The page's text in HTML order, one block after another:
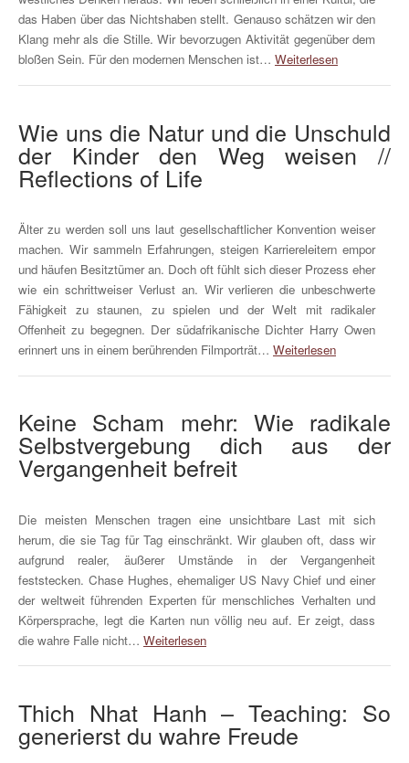
das Haben über das Nichtshaben stellt. Genauso schätzen wir den
Klang mehr als die Stille. Wir bevorzugen Aktivität gegenüber dem
bloßen Sein. Für den modernen Menschen ist… Weiterlesen
Wie uns die Natur und die Unschuld
der Kinder den Weg weisen //
Reflections of Life
Älter zu werden soll uns laut gesellschaftlicher Konvention weiser
machen. Wir sammeln Erfahrungen, steigen Karriereleitern empor
und häufen Besitztümer an. Doch oft fühlt sich dieser Prozess eher
wie ein schrittweiser Verlust an. Wir verlieren die unbeschwerte
Fähigkeit zu staunen, zu spielen und der Welt mit radikaler
Offenheit zu begegnen. Der südafrikanische Dichter Harry Owen
erinnert uns in einem berührenden Filmporträt… Weiterlesen
Keine Scham mehr: Wie radikale
Selbstvergebung dich aus der
Vergangenheit befreit
Die meisten Menschen tragen eine unsichtbare Last mit sich
herum, die sie Tag für Tag einschränkt. Wir glauben oft, dass wir
aufgrund realer, äußerer Umstände in der Vergangenheit
feststecken. Chase Hughes, ehemaliger US Navy Chief und einer
der weltweit führenden Experten für menschliches Verhalten und
Körpersprache, legt die Karten nun völlig neu auf. Er zeigt, dass
die wahre Falle nicht… Weiterlesen
Thich Nhat Hanh – Teaching: So
generierst du wahre Freude